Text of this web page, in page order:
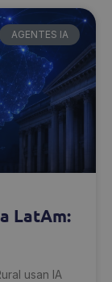
AGENTES IA
LatAm:
usan IA